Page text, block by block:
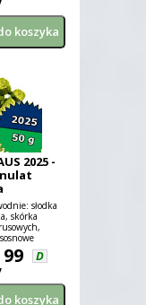
2025 -
słodka
skórka
99 D